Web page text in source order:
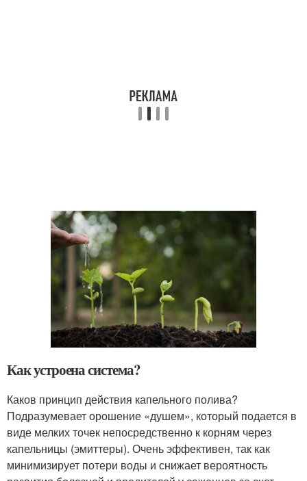
Как устроена система?
Каков принцип действия капельного полива?
Подразумевает орошение «душем», который подается в
виде мелких точек непосредственно к корням через
капельницы (эмиттеры). Очень эффективен, так как
минимизирует потери воды и снижает вероятность